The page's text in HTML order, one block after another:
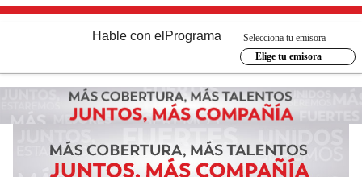
Hable con el Programa
Selecciona tu emisora
Elige tu emisora